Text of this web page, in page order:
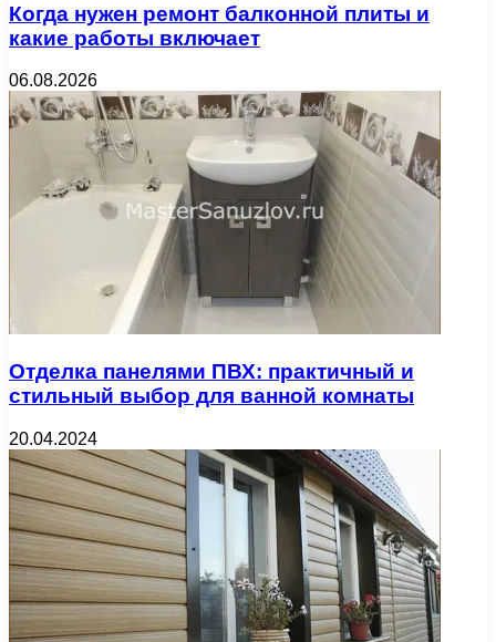
Когда нужен ремонт балконной плиты и
какие работы включает
06.08.2026
Отделка панелями ПВХ: практичный и
стильный выбор для ванной комнаты
20.04.2024